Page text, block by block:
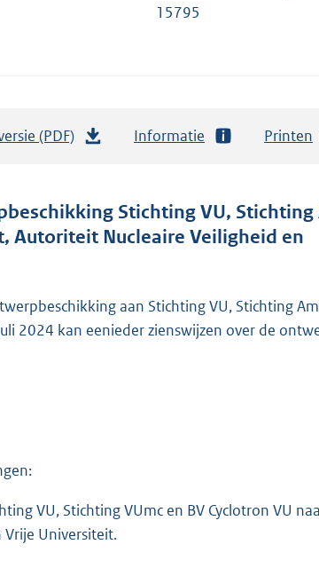
15795
(PDF)
t
a
s
g
1
7
Informatie Printen
Stichting VU, Stichting
Autoriteit Nucleaire Veiligheid en
aan Stichting VU, Stichting
2024 kan eenieder zienswijzen over de
VU, Stichting VUmc en BV Cyclotron VU
Vrije Universiteit.